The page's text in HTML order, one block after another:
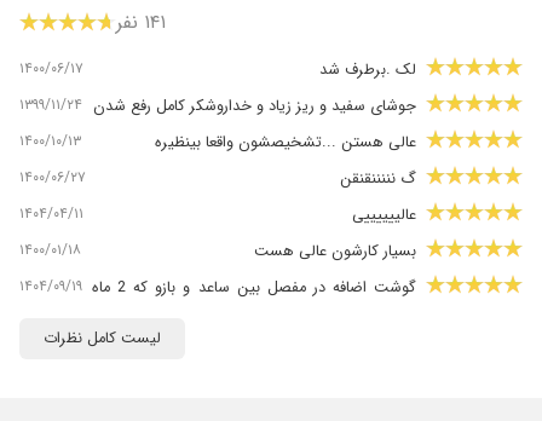
۱۴۱ نفر
لک .برطرف شد ۱۴۰۰/۰۶/۱۷
جوشای سفید و ریز زیاد و خداروشکر کامل رفع شدن ۱۳۹۹/۱۱/۲۴
عالی هستن ...تشخیصشون واقعا بینظیره ۱۴۰۰/۱۰/۱۳
گ نننننقنقن ۱۴۰۰/۰۶/۲۷
عالییییییی ۱۴۰۴/۰۴/۱۱
بسیار کارشون عالی هست ۱۴۰۰/۰۱/۱۸
گوشت اضافه در مفصل بین ساعد و بازو که 2 ماه ۱۴۰۴/۰۹/۱۹
لیست کامل نظرات